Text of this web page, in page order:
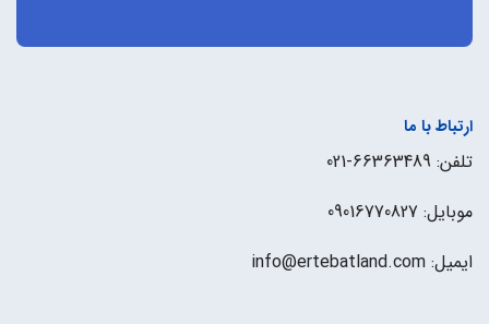
ارتباط با ما
تلفن: 66363489-021
موبایل: 09016770827
ایمیل: info@ertebatland.com